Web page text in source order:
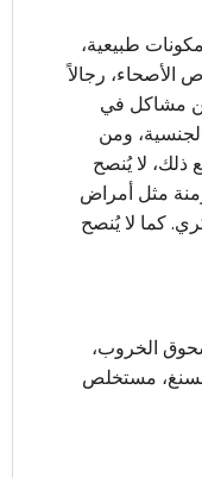
طبيعية،
الأصحاء، رجالاً
مشاكل في
ومن
لا يُنصح
مثل أمراض
كما لا يُنصح
الخروب،
مستخلص